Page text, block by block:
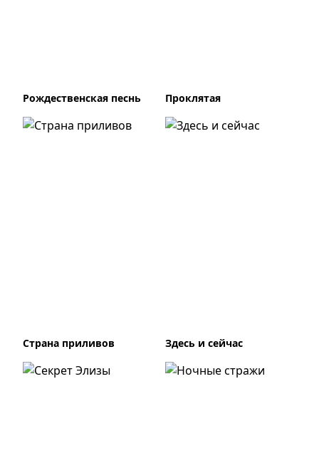
Рождественская песнь Проклятая
Страна приливов Здесь и сейчас